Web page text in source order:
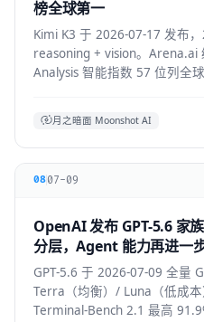
榜全球第一
Kimi K3 于 2026-07-17 发布
reasoning + vision。
Analysis 智能指数 57 位列全
月之暗面 Moonshot AI
0807-09
OpenAI 发布 GPT-5.6 家
分层，Agent 能力再进一
GPT-5.6 于 2026-07-09 全量
Terra（均衡）/ Luna（低成本
Terminal-Bench 2.1 最高